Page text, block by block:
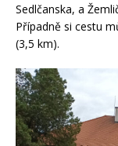
Sedlčanska, a
Případně si cestu
(3,5 km).